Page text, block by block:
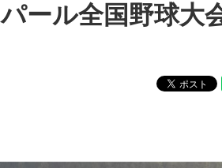
ール全国野球大